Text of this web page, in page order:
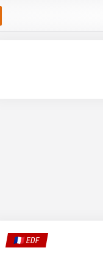
🇫🇷 EDF